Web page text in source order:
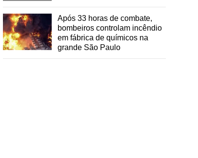
Após 33 horas de combate,
bombeiros controlam incêndio
em fábrica de químicos na
grande São Paulo